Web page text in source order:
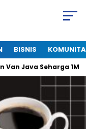
BISNIS
Java Seharga 1M